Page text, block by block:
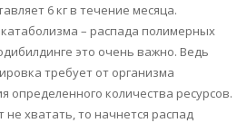
6 кг в течение месяца.
– распада полимерных
это очень важно. Ведь
требует от организма
определенного количества ресурсов.
не хватать, то начнется распад